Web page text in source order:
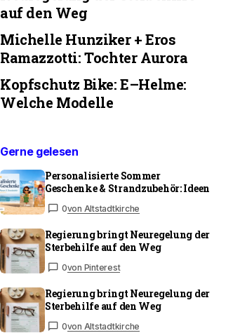
auf den Weg
Michelle Hunziker + Eros
Ramazzotti: Tochter Aurora
Kopfschutz Bike: E–Helme:
Welche Modelle
Gerne gelesen
Personalisierte Sommer
Geschenke & Strandzubehör: Ideen
0von Altstadtkirche
Regierung bringt Neuregelung der
Sterbehilfe auf den Weg
0von Pinterest
Regierung bringt Neuregelung der
Sterbehilfe auf den Weg
0von Altstadtkirche